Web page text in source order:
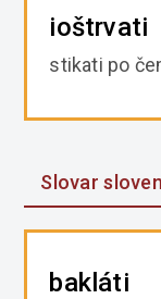
ioštrvati
stikati po
Slovar
bakláti